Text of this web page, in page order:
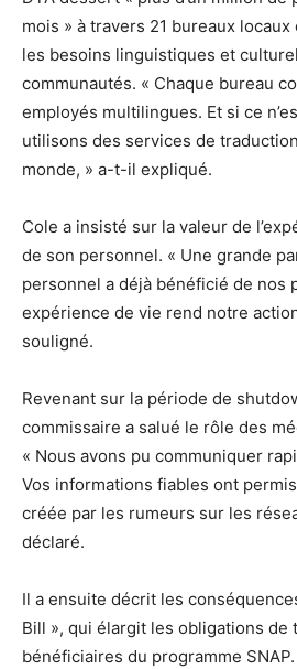
mois » à travers 21 bureaux
les besoins linguistiques et
communautés. « Chaque bureau
employés multilingues. Et si ce
utilisons des services de
monde, » a-t-il expliqué.
Cole a insisté sur la valeur de
de son personnel. « Une grande
personnel a déjà bénéficié de nos
expérience de vie rend notre
souligné.
Revenant sur la période de
commissaire a salué le rôle des
« Nous avons pu communiquer
Vos informations fiables ont
créée par les rumeurs sur les
déclaré.
Il a ensuite décrit les
Bill », qui élargit les obligations de
bénéficiaires du programme